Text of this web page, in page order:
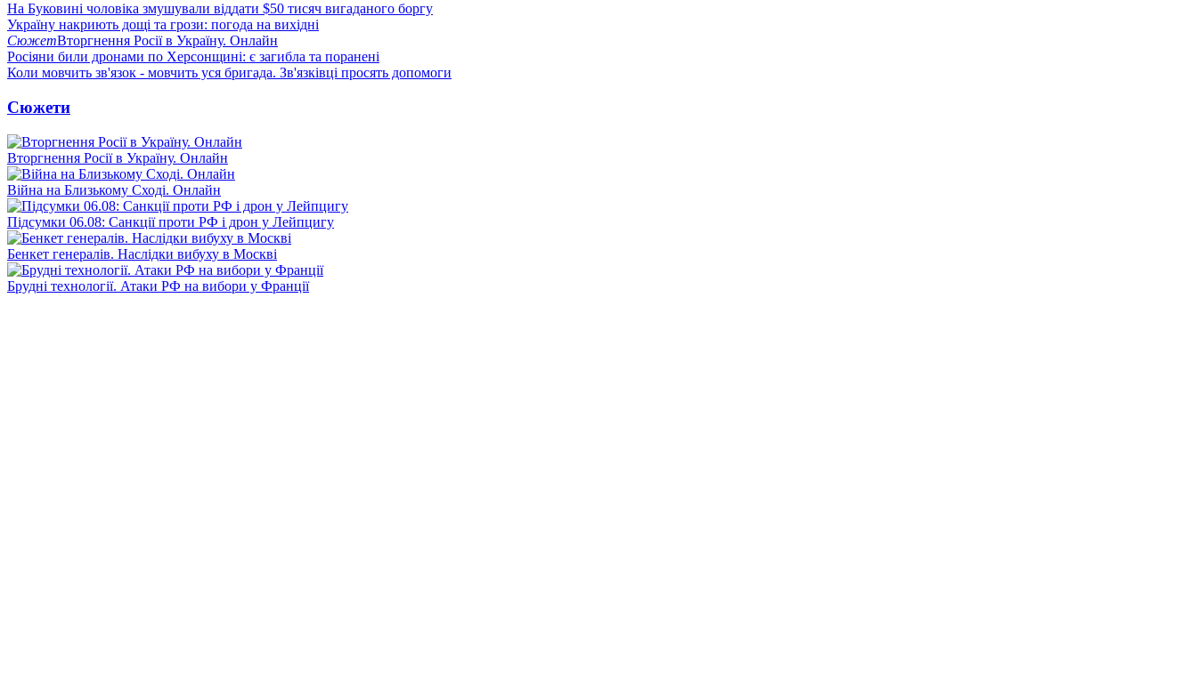
На Буковині чоловіка змушували віддати $50 тисяч вигаданого боргу
Україну накриють дощі та грози: погода на вихідні
СюжетВторгнення Росії в Україну. Онлайн
Росіяни били дронами по Херсонщині: є загибла та поранені
Коли мовчить зв'язок - мовчить уся бригада. Зв'язківці просять допомоги
Сюжети
Вторгнення Росії в Україну. Онлайн
Війна на Близькому Сході. Онлайн
Підсумки 06.08: Санкції проти РФ і дрон у Лейпцигу
Бенкет генералів. Наслідки вибуху в Москві
Брудні технології. Атаки РФ на вибори у Франції